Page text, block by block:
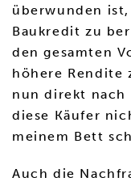
überwunden
Baukredit zu
den gesamten
höhere Rendite
nun direkt nach
diese Käufer
meinem Bett
Auch die